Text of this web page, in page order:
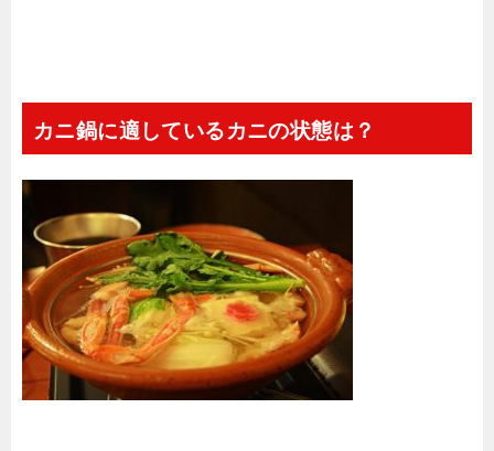
カニ鍋に適しているカニの状態は？